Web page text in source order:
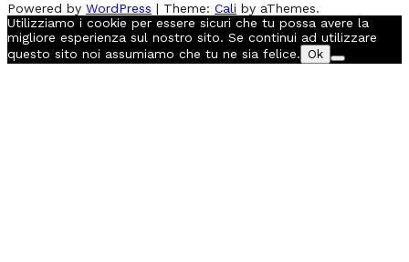
Powered by WordPress | Theme: Cali by aThemes.
Utilizziamo i cookie per essere sicuri che tu possa avere la
migliore esperienza sul nostro sito. Se continui ad utilizzare
questo sito noi assumiamo che tu ne sia felice. Ok